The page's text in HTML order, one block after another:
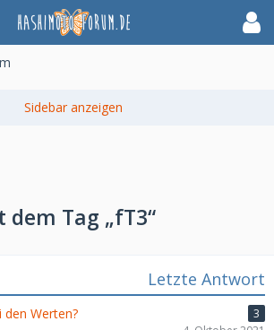
Tag „fT3“
Letzte Antwort
den Werten?
3